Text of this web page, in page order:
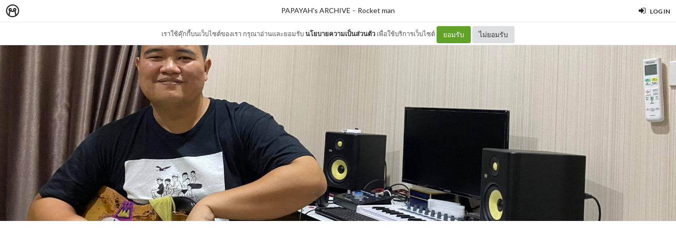
LOG IN
เราใช้คุ๊กกี้บนเว็บไซต์ของเรา กรุณาอ่านและยอมรับนโยบายความเป็นส่วนตัว เพื่อใช้บริการเว็บไซต์ ยอมรับ ไม่ยอมรับ
PAPAYAH's ARCHIVE – Rocket man